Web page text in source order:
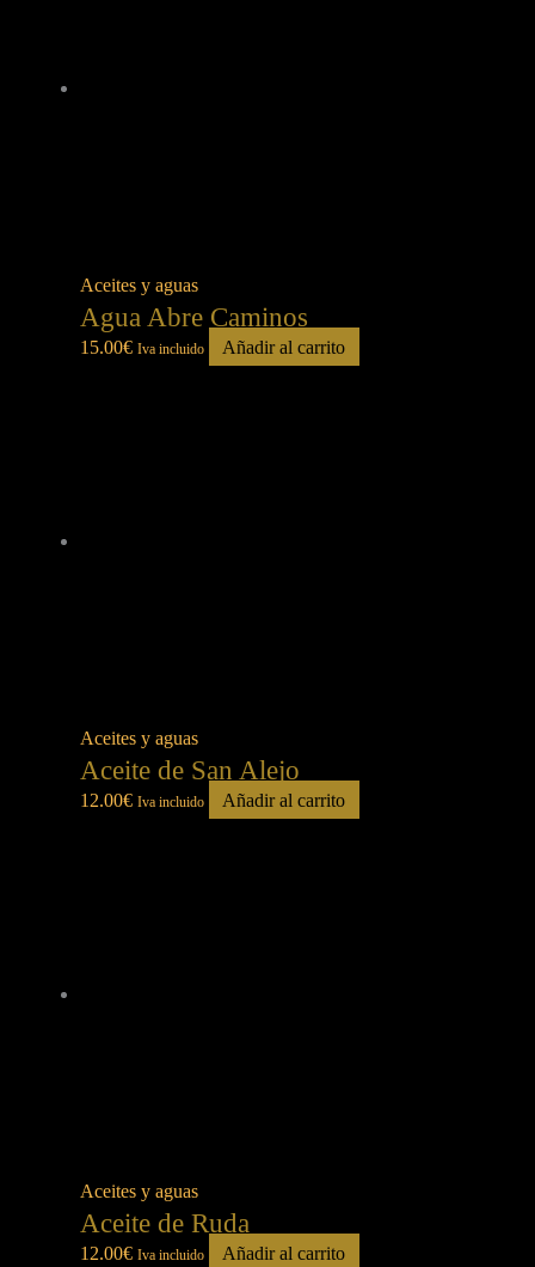
Aceites y aguas
Agua Abre Caminos
15.00€ Iva incluido Añadir al carrito
Aceites y aguas
Aceite de San Alejo
12.00€ Iva incluido Añadir al carrito
Aceites y aguas
Aceite de Ruda
12.00€ Iva incluido Añadir al carrito